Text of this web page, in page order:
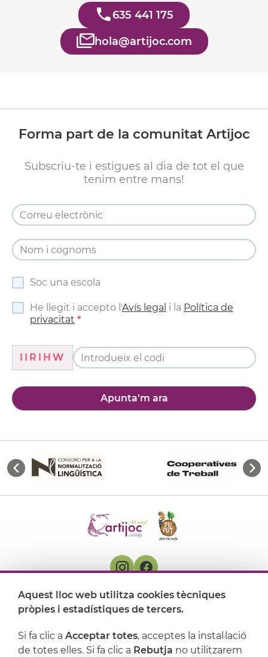
635 441 175
hola@artijoc.com
Forma part de la comunitat Artijoc
Subscriu-te i estigues al dia de tot el que
tenim entre mans!
Soc una escola
He llegit i accepto l'Avís legal i la Política de
privacitat
IIRIHW
Apunta'm ara
On ens trobem
Aquest lloc web utilitza cookies tècniques
pròpies i estadístiques de tercers.
Si fa clic a Acceptar totes, acceptes la instal·lació
de totes elles. Si fa clic a Rebutja no utilitzarem